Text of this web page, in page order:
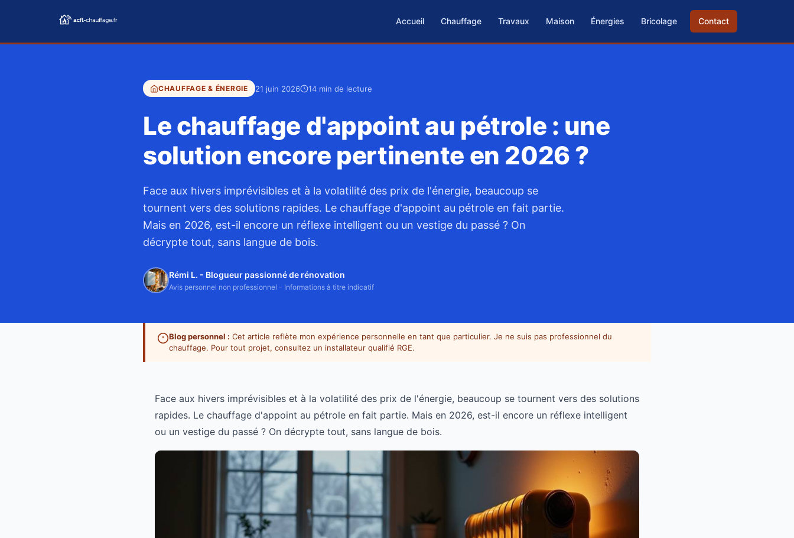
Accueil Chauffage Travaux Maison Énergies Bricolage Contact
CHAUFFAGE & ÉNERGIE 21 juin 2026 14 min de lecture
Le chauffage d'appoint au pétrole : une
solution encore pertinente en 2026 ?
Face aux hivers imprévisibles et à la volatilité des prix de l'énergie, beaucoup se
tournent vers des solutions rapides. Le chauffage d'appoint au pétrole en fait partie.
Mais en 2026, est-il encore un réflexe intelligent ou un vestige du passé ? On
décrypte tout, sans langue de bois.
Rémi L. - Blogueur passionné de rénovation
Avis personnel non professionnel - Informations à titre indicatif
Blog personnel : Cet article reflète mon expérience personnelle en tant que particulier. Je ne suis pas professionnel du
chauffage. Pour tout projet, consultez un installateur qualifié RGE.
Face aux hivers imprévisibles et à la volatilité des prix de l'énergie, beaucoup se tournent vers des solutions
rapides. Le chauffage d'appoint au pétrole en fait partie. Mais en 2026, est-il encore un réflexe intelligent
ou un vestige du passé ? On décrypte tout, sans langue de bois.